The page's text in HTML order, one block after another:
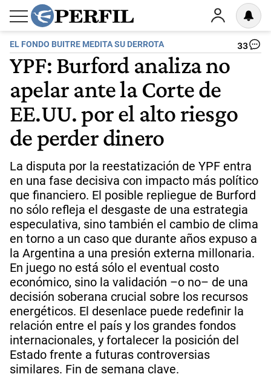
EL FONDO BUITRE MEDITA SU DERROTA 33
YPF: Burford analiza no
apelar ante la Corte de
EE.UU. por el alto riesgo
de perder dinero
La disputa por la reestatización de YPF entra
en una fase decisiva con impacto más político
que financiero. El posible repliegue de Burford
no sólo refleja el desgaste de una estrategia
especulativa, sino también el cambio de clima
en torno a un caso que durante años expuso a
la Argentina a una presión externa millonaria.
En juego no está sólo el eventual costo
económico, sino la validación –o no– de una
decisión soberana crucial sobre los recursos
energéticos. El desenlace puede redefinir la
relación entre el país y los grandes fondos
internacionales, y fortalecer la posición del
Estado frente a futuras controversias
similares. Fin de semana clave.